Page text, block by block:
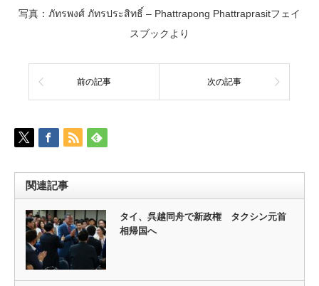
写真：ภัทรพงศ์ ภัทรประสิทธิ์ – Phattrapong Phattraprasitフェイ
スブックより
前の記事 次の記事
関連記事
タイ、呉越同舟で新政権 タクシン元首
相帰国へ